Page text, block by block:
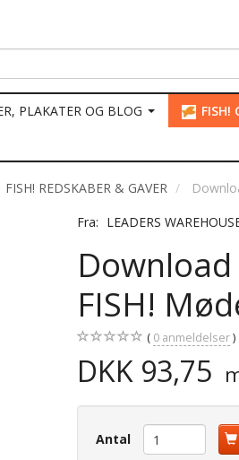
PLAKATER OG BLOG FISH!
FISH! REDSKABER & GAVER
Fra: LEADERS
FISH!
0anmeldelser
DKK 93,75
Antal